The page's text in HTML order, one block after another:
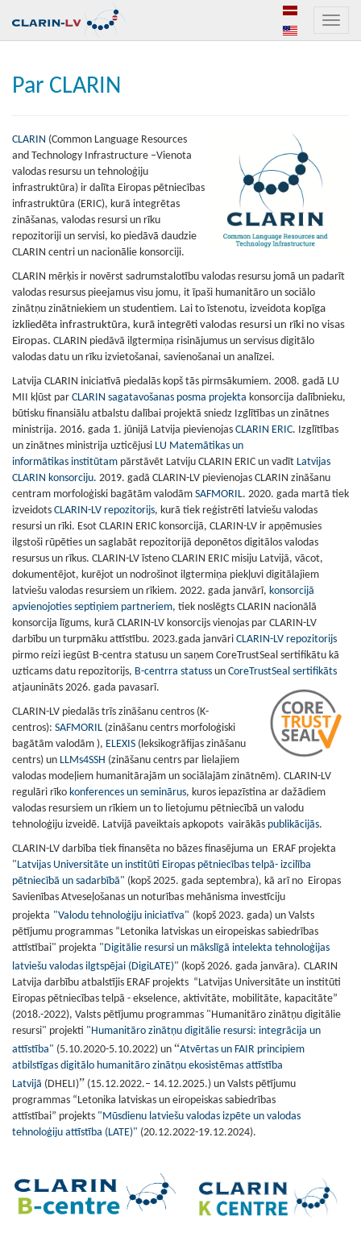
Toggle
Par CLARIN
CLARIN (Common Language Resources
and Technology Infrastructure –Vienota
valodas resursu un tehnoloģiju
infrastruktūra) ir dalīta Eiropas pētniecības
infrastruktūra (ERIC), kurā integrētas
zināšanas, valodas resursi un rīku
repozitoriji un servisi, ko piedāvā daudzie
CLARIN centri un nacionālie konsorciji.
CLARIN mērķis ir novērst sadrumstalotību valodas resursu jomā un padarīt
valodas resursus pieejamus visu jomu, it īpaši humanitāro un sociālo
zinātņu zinātniekiem un studentiem. Lai to īstenotu, izveidota kopīga
izkliedēta infrastruktūra, kurā integrēti valodas resursi un rīki no visas
Eiropas. CLARIN piedāvā ilgtermiņa risinājumus un servisus digitālo
valodas datu un rīku izvietošanai, savienošanai un analīzei.
Latvija CLARIN iniciatīvā piedalās kopš tās pirmsākumiem. 2008. gadā LU
MII kļūst par CLARIN sagatavošanas posma projekta konsorcija dalībnieku,
būtisku finansiālu atbalstu dalībai projektā sniedz Izglītības un zinātnes
ministrija. 2016. gada 1. jūnijā Latvija pievienojas CLARIN ERIC. Izglītības
un zinātnes ministrija uzticējusi LU Matemātikas un
informātikas institūtam pārstāvēt Latviju CLARIN ERIC un vadīt Latvijas
CLARIN konsorciju. 2019. gadā CLARIN-LV pievienojas CLARIN zināšanu
centram morfoloģiski bagātām valodām SAFMORIL. 2020. gada martā tiek
izveidots CLARIN-LV repozitorijs, kurā tiek reģistrēti latviešu valodas
resursi un rīki. Esot CLARIN ERIC konsorcijā, CLARIN-LV ir apņēmusies
ilgstoši rūpēties un saglabāt repozitorijā deponētos digitālos valodas
resursus un rīkus. CLARIN-LV īsteno CLARIN ERIC misiju Latvijā, vācot,
dokumentējot, kurējot un nodrošinot ilgtermiņa piekļuvi digitālajiem
latviešu valodas resursiem un rīkiem. 2022. gada janvārī, konsorcijā
apvienojoties septiņiem partneriem, tiek noslēgts CLARIN nacionālā
konsorcija līgums, kurā CLARIN-LV konsorcijs vienojas par CLARIN-LV
darbību un turpmāku attīstību. 2023.gada janvāri CLARIN-LV repozitorijs
pirmo reizi iegūst B-centra statusu un saņem CoreTrustSeal sertifikātu kā
uzticams datu repozitorijs, B-centrra statuss un CoreTrustSeal sertifikāts
atjaunināts 2026. gada pavasarī.
CLARIN-LV piedalās trīs zināšanu centros (K-
centros): SAFMORIL (zināšanu centrs morfoloģiski
bagātām valodām ), ELEXIS (leksikogrāfijas zināšanu
centrs) un LLMs4SSH (zināšanu centrs par lielajiem
valodas modeļiem humanitārajām un sociālajām zinātnēm). CLARIN-LV
regulāri rīko konferences un seminārus, kuros iepazīstina ar dažādiem
valodas resursiem un rīkiem un to lietojumu pētniecībā un valodu
tehnoloģiju izveidē. Latvijā paveiktais apkopots vairākās publikācijās.
CLARIN-LV darbība tiek finansēta no bāzes finasējuma un ERAF projekta
"Latvijas Universitāte un institūti Eiropas pētniecības telpā- izcilība
pētniecībā un sadarbībā" (kopš 2025. gada septembra), kā arī no Eiropas
Savienības Atveseļošanas un noturības mehānisma investīciju
projekta "Valodu tehnoloģiju iniciatīva" (kopš 2023. gada) un Valsts
pētījumu programmas “Letonika latviskas un eiropeiskas sabiedrības
attīstībai" projekta "Digitālie resursi un mākslīgā intelekta tehnoloģijas
latviešu valodas ilgtspējai (DigiLATE)" (kopš 2026. gada janvāra). CLARIN
Latvija darbību atbalstījis ERAF projekts “Latvijas Universitāte un institūti
Eiropas pētniecības telpā - ekselence, aktivitāte, mobilitāte, kapacitāte”
(2018.-2022), Valsts pētījumu programmas "Humanitāro zinātņu digitālie
resursi" projekti "Humanitāro zinātņu digitālie resursi: integrācija un
attīstība" (5.10.2020-5.10.2022) un “Atvērtas un FAIR principiem
atbilstīgas digitālo humanitāro zinātņu ekosistēmas attīstība
Latvijā (DHELI)” (15.12.2022.– 14.12.2025.) un Valsts pētījumu
programmas “Letonika latviskas un eiropeiskas sabiedrības
attīstībai” projekts "Mūsdienu latviešu valodas izpēte un valodas
tehnoloģiju attīstība (LATE)" (20.12.2022-19.12.2024).